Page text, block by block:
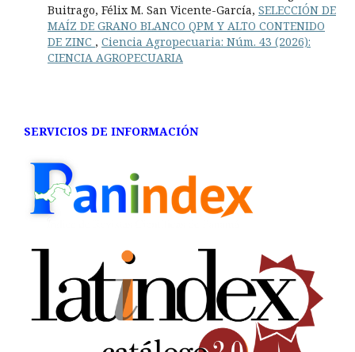
Buitrago, Félix M. San Vicente-García, SELECCIÓN DE
MAÍZ DE GRANO BLANCO QPM Y ALTO CONTENIDO
DE ZINC , Ciencia Agropecuaria: Núm. 43 (2026):
CIENCIA AGROPECUARIA
SERVICIOS DE INFORMACIÓN